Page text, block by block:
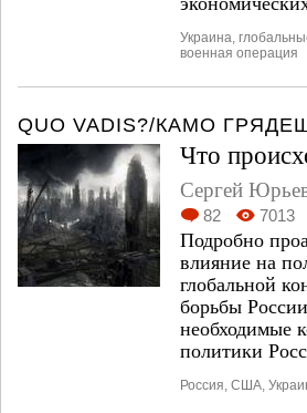
Украина
военная операция
QUO VADIS?/КАМО
Что
Сергей
82 7013
Подробно
влияние на
глобальной
борьбы
необходимые
политики
Россия США